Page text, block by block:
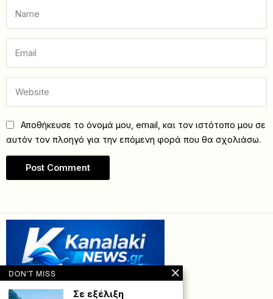
Αποθήκευσε το όνομά μου, email, και τον ιστότοπο μου σε
αυτόν τον πλοηγό για την επόμενη φορά που θα σχολιάσω.
DON'T MISS
Σε εξέλιξη